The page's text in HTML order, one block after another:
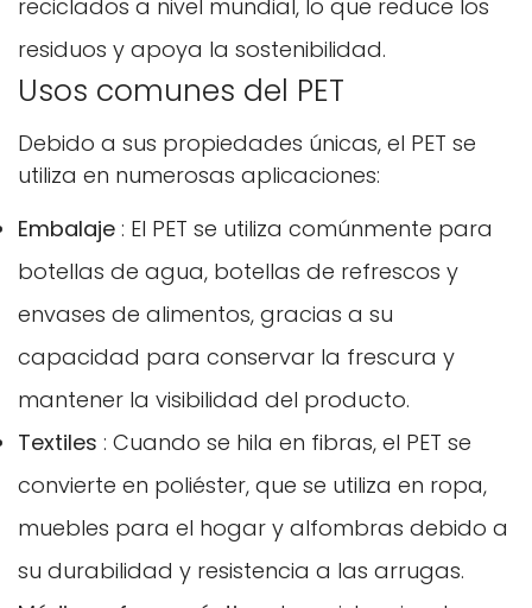
reciclados a nivel mundial, lo que reduce los
residuos y apoya la sostenibilidad.
Usos comunes del PET
Debido a sus propiedades únicas, el PET se
utiliza en numerosas aplicaciones:
Embalaje : El PET se utiliza comúnmente para
botellas de agua, botellas de refrescos y
envases de alimentos, gracias a su
capacidad para conservar la frescura y
mantener la visibilidad del producto.
Textiles : Cuando se hila en fibras, el PET se
convierte en poliéster, que se utiliza en ropa,
muebles para el hogar y alfombras debido a
su durabilidad y resistencia a las arrugas.